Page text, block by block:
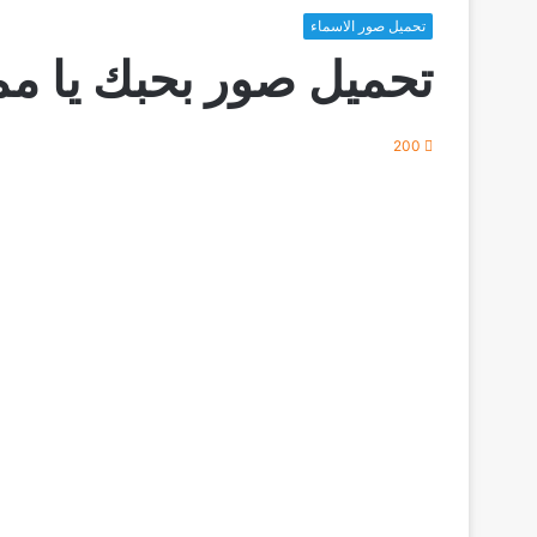
تحميل صور الاسماء
تحميل صور بحبك يا
200